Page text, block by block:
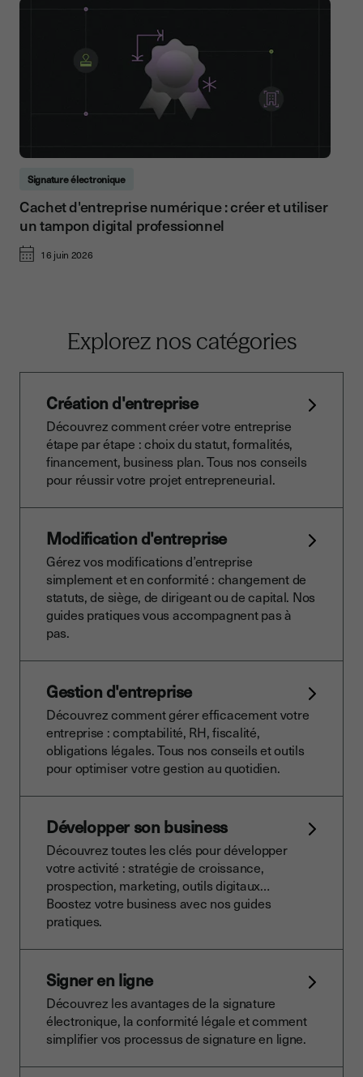
Signature électronique
Cachet d'entreprise numérique : créer et utiliser
un tampon digital professionnel
16 juin 2026
Explorez nos catégories
Création d'entreprise
Découvrez comment créer votre entreprise
étape par étape : choix du statut, formalités,
financement, business plan. Tous nos conseils
pour réussir votre projet entrepreneurial.
Modification d'entreprise
Gérez vos modifications d’entreprise
simplement et en conformité : changement de
statuts, de siège, de dirigeant ou de capital. Nos
guides pratiques vous accompagnent pas à
pas.
Gestion d'entreprise
Découvrez comment gérer efficacement votre
entreprise : comptabilité, RH, fiscalité,
obligations légales. Tous nos conseils et outils
pour optimiser votre gestion au quotidien.
Développer son business
Découvrez toutes les clés pour développer
votre activité : stratégie de croissance,
prospection, marketing, outils digitaux…
Boostez votre business avec nos guides
pratiques.
Signer en ligne
Découvrez les avantages de la signature
électronique, la conformité légale et comment
simplifier vos processus de signature en ligne.